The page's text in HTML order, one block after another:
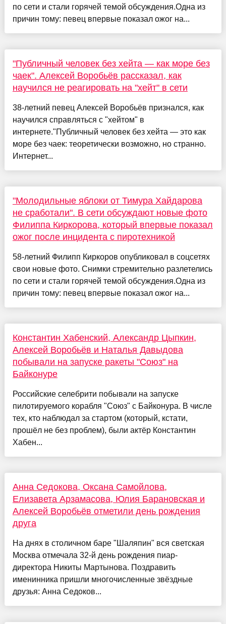
по сети и стали горячей темой обсуждения.Одна из
причин тому: певец впервые показал ожог на...
"Публичный человек без хейта — как море без
чаек". Алексей Воробьёв рассказал, как
научился не реагировать на "хейт" в сети
38-летний певец Алексей Воробьёв признался, как
научился справляться с "хейтом" в
интернете."Публичный человек без хейта — это как
море без чаек: теоретически возможно, но странно.
Интернет...
"Молодильные яблоки от Тимура Хайдарова
не сработали". В сети обсуждают новые фото
Филиппа Киркорова, который впервые показал
ожог после инцидента с пиротехникой
58-летний Филипп Киркоров опубликовал в соцсетях
свои новые фото. Снимки стремительно разлетелись
по сети и стали горячей темой обсуждения.Одна из
причин тому: певец впервые показал ожог на...
Константин Хабенский, Александр Цыпкин,
Алексей Воробьёв и Наталья Давыдова
побывали на запуске ракеты "Союз" на
Байконуре
Российские селебрити побывали на запуске
пилотируемого корабля "Союз" с Байконура. В числе
тех, кто наблюдал за стартом (который, кстати,
прошёл не без проблем), были актёр Константин
Хабен...
Анна Седокова, Оксана Самойлова,
Елизавета Арзамасова, Юлия Барановская и
Алексей Воробьёв отметили день рождения
друга
На днях в столичном баре "Шаляпин" вся светская
Москва отмечала 32-й день рождения пиар-
директора Никиты Мартынова. Поздравить
именинника пришли многочисленные звёздные
друзья: Анна Седоков...